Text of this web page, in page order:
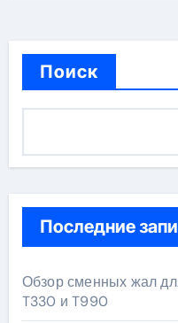
Поиск
Последние
Обзор сменных жал
T330 и T990